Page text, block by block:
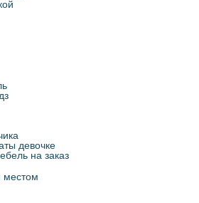
девочке
на заказ
местом